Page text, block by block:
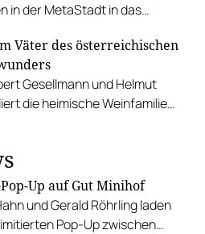
in der MetaStadt in das
Höhe.
Väter des österreichischen
Gesellmann und Helmut
die heimische Weinfamilie
Up auf Gut Minihof
und Gerald Röhrling laden
Pop-Up zwischen